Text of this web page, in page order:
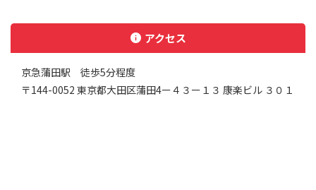
アクセス
京急蒲田駅 徒歩5分程度
〒144-0052 東京都大田区蒲田4ー４３ー１３ 康楽ビル ３０１